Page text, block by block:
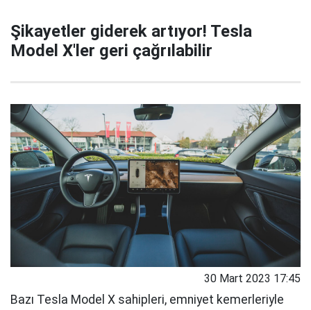
Şikayetler giderek artıyor! Tesla
Model X'ler geri çağrılabilir
30 Mart 2023 17:45
Bazı Tesla Model X sahipleri, emniyet kemerleriyle